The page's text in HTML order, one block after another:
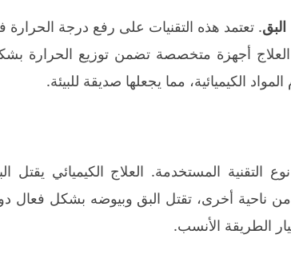
. تعتمد هذه التقنيات على رفع درجة الحرارة
أجهزة متخصصة تضمن توزيع الحرارة
الكيميائية، مما يجعلها صديقة للبيئة.
التقنية المستخدمة. العلاج الكيميائي يقتل
من ناحية أخرى، تقتل البق وبيوضه بشكل فعال
الطريقة الأنسب.